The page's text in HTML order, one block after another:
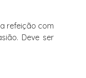
refeição com
Deve ser